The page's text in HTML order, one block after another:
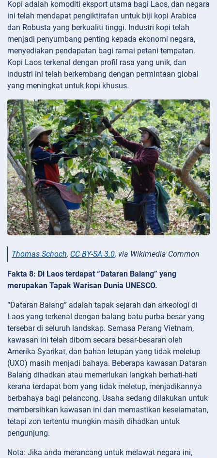
Kopi adalah komoditi eksport utama bagi Laos, dan negara
ini telah mendapat pengiktirafan untuk biji kopi Arabica
dan Robusta yang berkualiti tinggi. Industri kopi telah
menjadi penyumbang penting kepada ekonomi negara,
menyediakan pendapatan bagi ramai petani tempatan.
Kopi Laos terkenal dengan profil rasa yang unik, dan
industri ini telah berkembang dengan permintaan global
yang meningkat untuk kopi khusus.
Thomas Schoch, CC BY-SA 3.0, via Wikimedia Common
Fakta 8: Di Laos terdapat “Dataran Balang” yang
merupakan Tapak Warisan Dunia UNESCO.
“Dataran Balang” adalah tapak sejarah dan arkeologi di
Laos yang terkenal dengan balang batu purba besar yang
tersebar di seluruh landskap. Semasa Perang Vietnam,
kawasan ini telah dibom secara besar-besaran oleh
Amerika Syarikat, dan bahan letupan yang tidak meletup
(UXO) masih menjadi bahaya. Beberapa kawasan Dataran
Balang dihadkan atau memerlukan langkah berhati-hati
kerana terdapat bom yang tidak meletup, menjadikannya
berbahaya bagi pelancong. Usaha sedang dilakukan untuk
membersihkan kawasan ini dan memastikan keselamatan,
tetapi zon tertentu mungkin masih dihadkan untuk
pengunjung.
Nota: Jika anda merancang untuk melawat negara ini,